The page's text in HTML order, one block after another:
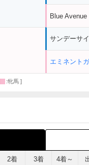
Blue Avenue
サンデーサ
エミネント
:牝馬 ]
2着 3着 4着～